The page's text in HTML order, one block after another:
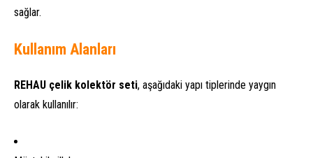
sağlar.
Kullanım Alanları
REHAU çelik kolektör seti, aşağıdaki yapı tiplerinde yaygın
olarak kullanılır: